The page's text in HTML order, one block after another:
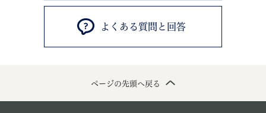
よくある質問と回答
ページの先頭へ戻る